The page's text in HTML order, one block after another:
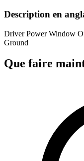
Description en
Driver Power Window
Ground
Que faire